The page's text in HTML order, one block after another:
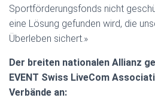
Sportförderungsfonds nicht
eine Lösung gefunden wird, die
Überleben sichert.»
Der breiten nationalen Allianz
EVENT Swiss LiveCom
Verbände an: